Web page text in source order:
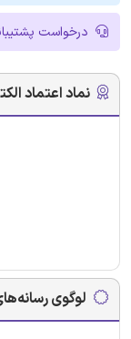
درخواست
نماد اعتماد
لوگوی